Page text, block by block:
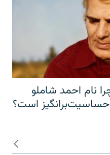
نام احمد شاملو
است؟